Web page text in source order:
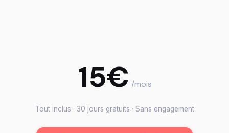
15€ /mois
Tout inclus · 30 jours gratuits · Sans engagement